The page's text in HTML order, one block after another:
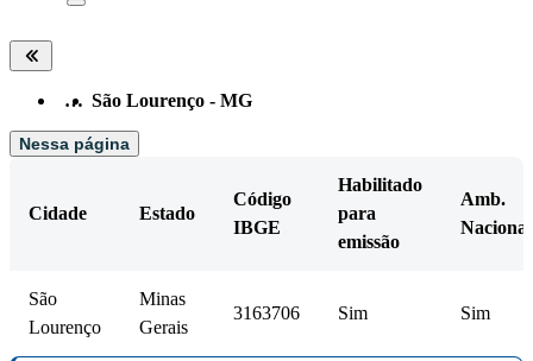
… São Lourenço - MG
Nessa página
Cidade Estado
Código
IBGE
Habilitado
para
emissão
Amb.
Nacional
São
Lourenço
Minas
Gerais
3163706 Sim Sim